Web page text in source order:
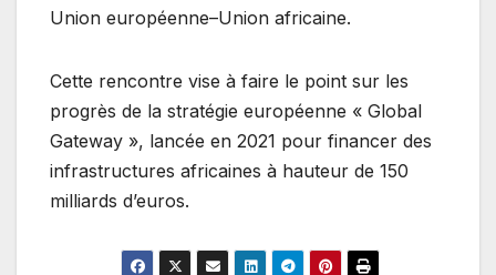
Union européenne–Union africaine.
Cette rencontre vise à faire le point sur les
progrès de la stratégie européenne « Global
Gateway », lancée en 2021 pour financer des
infrastructures africaines à hauteur de 150
milliards d’euros.